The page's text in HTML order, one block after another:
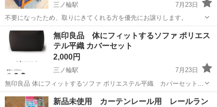
三ノ輪駅
7月23日
不要になったため、取りにきてくれる方を優先にお譲りします。
東京 千代田区 三ノ輪駅 ソファ
無印良品 体にフィットするソファ ポリエス
テル平織 カバーセット
2,000円
三ノ輪駅
7月23日
無印良品 体にフィットするソファ ポリエステル平織 カバーセット
ブラウン 商品サイズ：幅４５×奥行４５×高さ３３ｃｍ お客様の声
から生まれた体にフィットするソファを、約２０ｃｍコンパクトなサ
東京 台東区 三ノ輪駅 体にフィットするソファ
新品未使用 カーテンレール用 レールラン